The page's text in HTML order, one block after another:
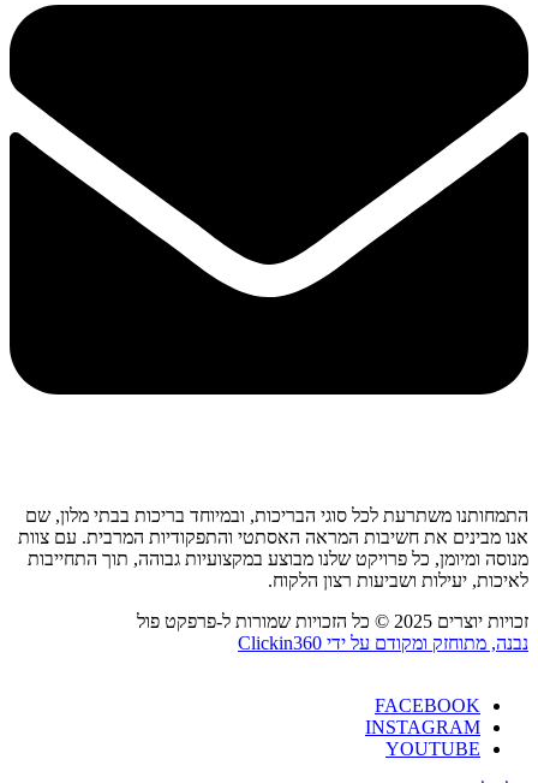
התמחותנו משתרעת לכל סוגי הבריכות, ובמיוחד בריכות בבתי מלון, שם
אנו מבינים את חשיבות המראה האסתטי והתפקודיות המרבית. עם צוות
מנוסה ומיומן, כל פרויקט שלנו מבוצע במקצועיות גבוהה, תוך התחייבות
לאיכות, יעילות ושביעות רצון הלקוח.
זכויות יוצרים 2025 © כל הזכויות שמורות ל-פרפקט פול
נבנה, מתוחזק ומקודם על ידי Clickin360
FACEBOOK
INSTAGRAM
YOUTUBE